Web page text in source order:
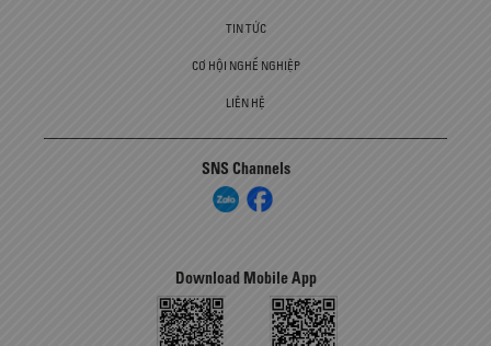
TIN TỨC
CƠ HỘI NGHỀ NGHIỆP
LIÊN HỆ
SNS Channels
Download Mobile App